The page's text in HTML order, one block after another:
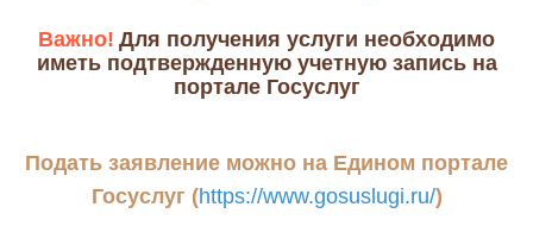
Важно! Для получения услуги необходимо
иметь подтвержденную учетную запись на
портале Госуслуг
Подать заявление можно на Едином портале
Госуслуг (https://www.gosuslugi.ru/)